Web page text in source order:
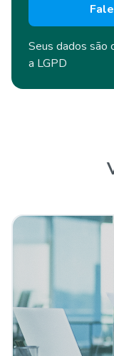
Seus dados são
a LGPD